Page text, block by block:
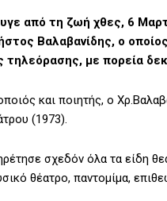
από τη ζωή χθες, 6
Βαλαβανίδης, ο
τηλεόρασης, με πορεία
και ποιητής, ο
(1973).
σχεδόν όλα τα είδη
θέατρο, παντομίμα,